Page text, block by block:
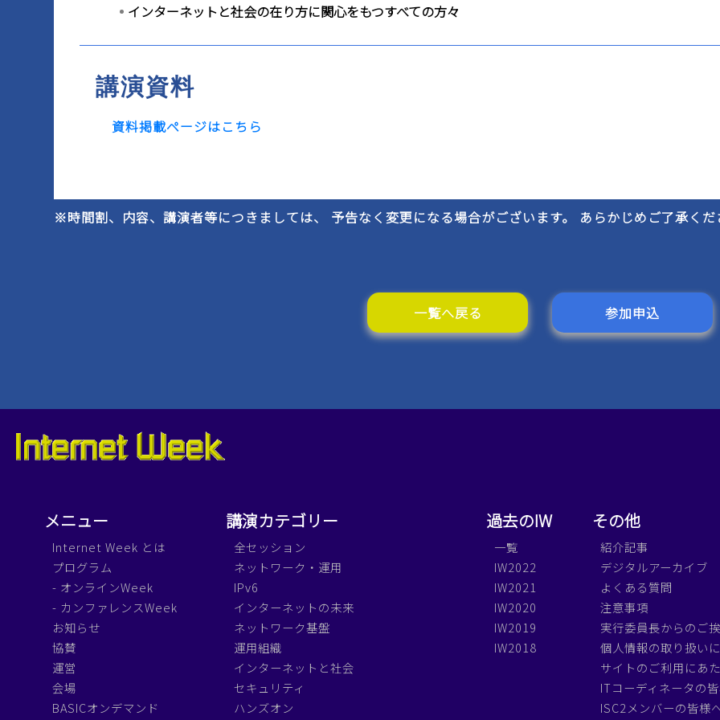
インターネットと社会の在り方に関心をもつすべての方々
講演資料
資料掲載ページはこちら
※時間割、内容、講演者等につきましては、 予告なく変更になる場合がございます。 あらかじめご了承く
一覧へ戻る 参加申込
メニュー
Internet Week とは
プログラム
- オンラインWeek
- カンファレンスWeek
お知らせ
協賛
運営
会場
BASICオンデマンド
講演カテゴリー
全セッション
ネットワーク・運用
IPv6
インターネットの未来
ネットワーク基盤
運用組織
インターネットと社会
セキュリティ
ハンズオン
過去のIW
一覧
IW2022
IW2021
IW2020
IW2019
IW2018
その他
紹介記事
デジタルアーカイブ
よくある質問
注意事項
実行委員長からのご
個人情報の取り扱い
サイトのご利用にあ
ITコーディネータの
ISC2メンバーの皆様